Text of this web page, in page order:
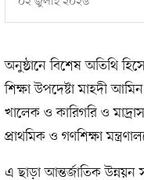
অনুষ্ঠানে বিশেষ অতিথি
শিক্ষা উপদেষ্টা মাহদী
খালেক ও কারিগরি ও
প্রাথমিক ও গণশিক্ষা
এ ছাড়া আন্তর্জাতিক উন্নয়ন